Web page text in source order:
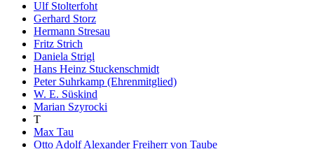
Ulf Stolterfoht
Gerhard Storz
Hermann Stresau
Fritz Strich
Daniela Strigl
Hans Heinz Stuckenschmidt
Peter Suhrkamp (Ehrenmitglied)
W. E. Süskind
Marian Szyrocki
T
Max Tau
Otto Adolf Alexander Freiherr von Taube